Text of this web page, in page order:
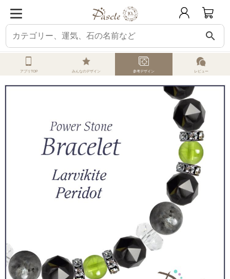
search
ホーム オーダーメイド 参考デザイン ラルビカイト ラルビカイト・ペ
アプリTOP みんなのデザイン 参考デザイン レビュー